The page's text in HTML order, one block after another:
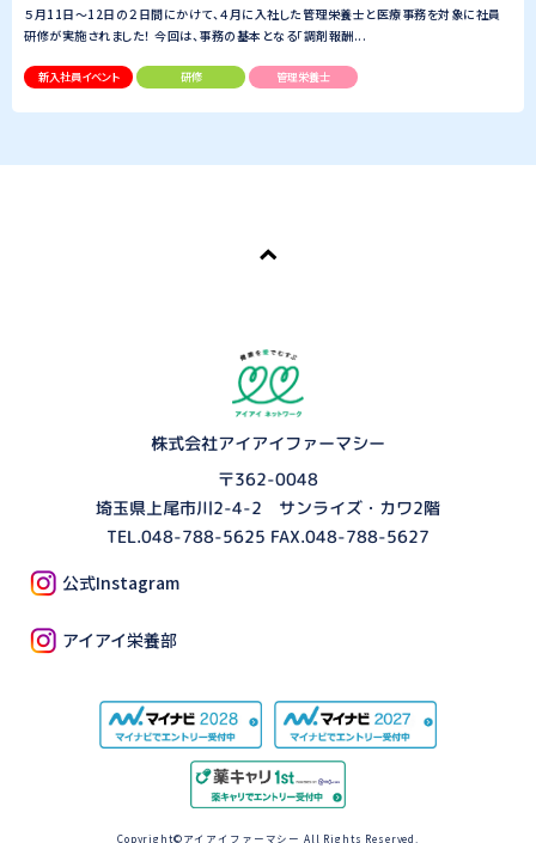
５月11日～12日の２日間にかけて、４月に入社した管理栄養士と医療事務を対象に社員
研修が実施されました！ 今回は、事務の基本となる「調剤報酬...
新入社員イベント 研修 管理栄養士
株式会社アイアイファーマシー
〒362-0048
埼玉県上尾市川2-4-2 サンライズ・カワ2階
TEL.048-788-5625 FAX.048-788-5627
公式Instagram
アイアイ栄養部
Copyright©アイアイファーマシー All Rights Reserved.